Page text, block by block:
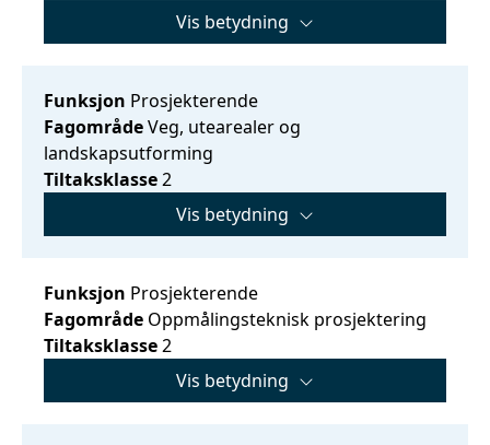
Vis betydning
Funksjon Prosjekterende
FagområdeVeg, utearealer og
landskapsutforming
Tiltaksklasse2
Vis betydning
Funksjon Prosjekterende
Fagområde Oppmålingsteknisk prosjektering
Tiltaksklasse2
Vis betydning